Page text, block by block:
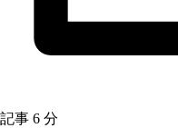
記事 6 分